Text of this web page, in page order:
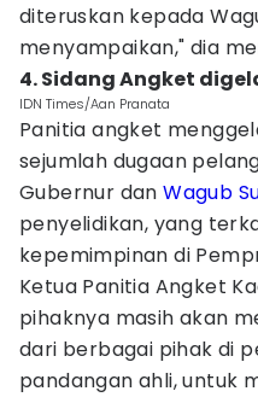
diteruskan kepada
menyampaikan," dia
4. Sidang Angket
IDN Times/Aan Pranata
Panitia angket
sejumlah dugaan
Gubernur danWagub
penyelidikan, yang
kepemimpinan di
Ketua Panitia Angket
pihaknya masih akan
dari berbagai pihak di
pandangan ahli, untuk